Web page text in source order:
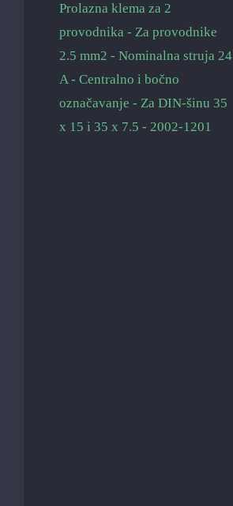
Prolazna klema za 2
provodnika - Za provodnike
2.5 mm2 - Nominalna struja 24
A - Centralno i bočno
označavanje - Za DIN-šinu 35
x 15 i 35 x 7.5 - 2002-1201